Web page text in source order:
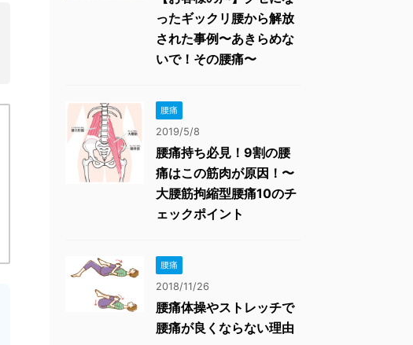
ったギックリ腰から解放
された事例〜あきらめな
いで！その腰痛〜
腰痛
2019/5/8
腰痛持ち必見！9割の腰
痛はこの筋肉が原因！〜
大腰筋拘縮型腰痛10のチ
ェックポイント
腰痛
2018/11/26
腰痛体操やストレッチで
腰痛が良くならない理由